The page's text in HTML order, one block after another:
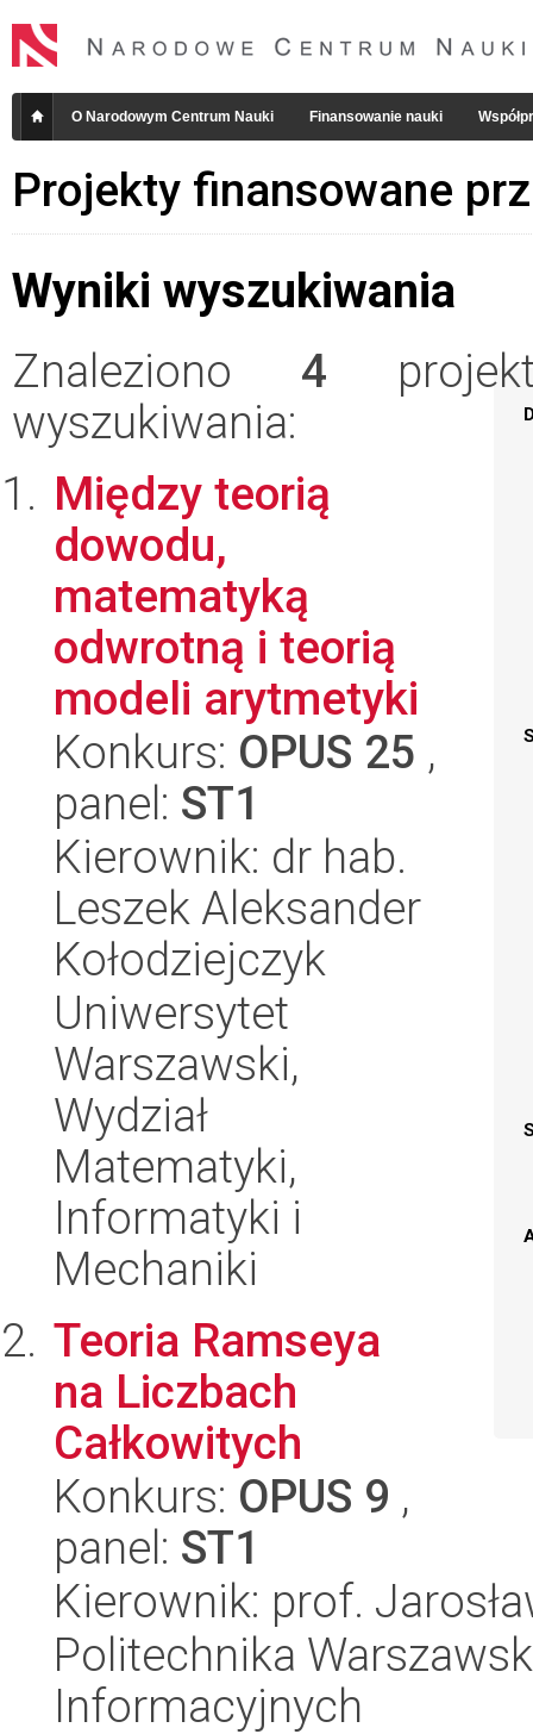
O Narodowym Centrum Nauki Finansowanie nauki
Projekty finansowane
Wyniki wyszukiwania
Znaleziono 4
wyszukiwania:
Między teorią
dowodu,
matematyką
odwrotną i teorią
modeli arytmetyki
Konkurs: OPUS 25 ,
panel: ST1
Kierownik: dr hab.
Leszek Aleksander
Kołodziejczyk
Uniwersytet
Warszawski,
Wydział
Matematyki,
Informatyki i
Mechaniki
Teoria Ramseya
na Liczbach
Całkowitych
Konkurs: OPUS 9 ,
panel: ST1
Kierownik: prof.
Politechnika
Informacyjnych